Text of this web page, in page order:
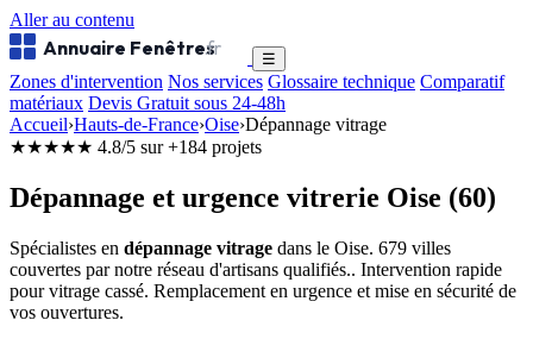
Aller au contenu
Annuaire Fenêtres
.fr ☰
Zones d'intervention Nos services Glossaire technique Comparatif
matériaux Devis Gratuit sous 24-48h
Accueil›Hauts-de-France›Oise›Dépannage vitrage
★★★★★ 4.8/5 sur +184 projets
Dépannage et urgence vitrerie Oise (60)
Spécialistes en dépannage vitrage dans le Oise. 679 villes
couvertes par notre réseau d'artisans qualifiés.. Intervention rapide
pour vitrage cassé. Remplacement en urgence et mise en sécurité de
vos ouvertures.